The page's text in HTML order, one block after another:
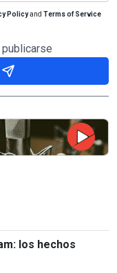
Policyand Terms of Service
los hechos